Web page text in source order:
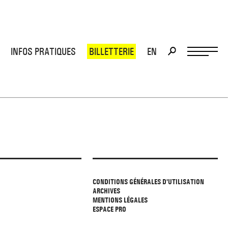
INFOS PRATIQUES BILLETTERIE EN
CONDITIONS GÉNÉRALES D'UTILISATION
ARCHIVES
MENTIONS LÉGALES
ESPACE PRO